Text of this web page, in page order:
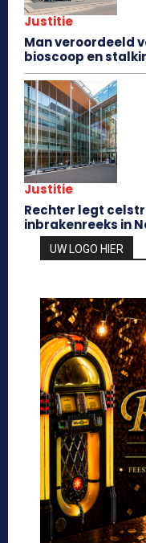
Justitie
Man veroordeeld
bioscoop en
Justitie
Rechter legt
inbrakenreeks in
UW LOGO HIER